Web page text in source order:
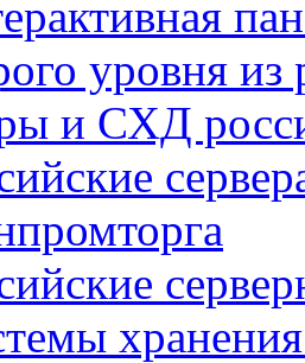
уровня
и СХД